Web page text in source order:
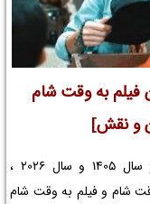
فیلم به وقت شام
و نقش]
در این مطلب جدید در سال 1405 و سال 2026 ،
شام و فیلم به وقت شام